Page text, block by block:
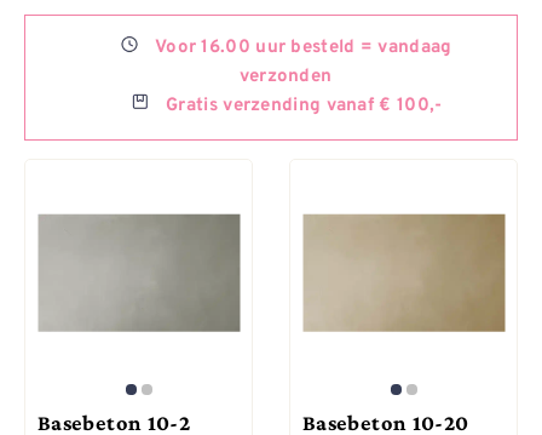
Voor 16.00 uur besteld =vandaag
verzonden
Gratisverzending vanaf € 100,-
Basebeton 10-2 Basebeton 10-20